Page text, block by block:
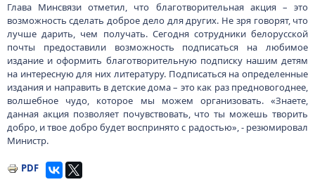
Глава Минсвязи отметил, что благотворительная акция – это
возможность сделать доброе дело для других. Не зря говорят, что
лучше дарить, чем получать. Сегодня сотрудники белорусской
почты предоставили возможность подписаться на любимое
издание и оформить благотворительную подписку нашим детям
на интересную для них литературу. Подписаться на определенные
издания и направить в детские дома – это как раз предновогоднее,
волшебное чудо, которое мы можем организовать. «Знаете,
данная акция позволяет почувствовать, что ты можешь творить
добро, и твое добро будет воспринято с радостью», - резюмировал
Министр.
PDF